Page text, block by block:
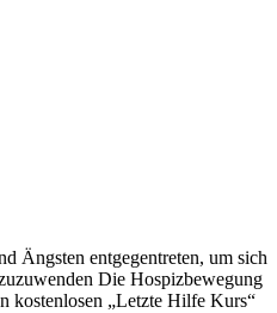
Ängsten entgegentreten, um sich
Die Hospizbewegung
kostenlosen „Letzte Hilfe Kurs“